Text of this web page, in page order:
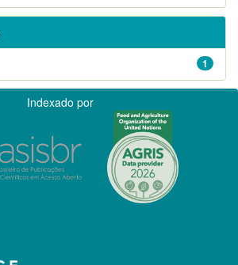
1
Indexado por